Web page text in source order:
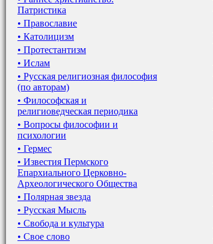
Патристика
• Православие
• Католицизм
• Протестантизм
• Ислам
• Русская религиозная философия
(по авторам)
• Философская и
религиоведческая периодика
• Вопросы философии и
психологии
• Гермес
• Известия Пермского
Епархиального Церковно-
Археологического Общества
• Полярная звезда
• Русская Мысль
• Свобода и культура
• Свое слово